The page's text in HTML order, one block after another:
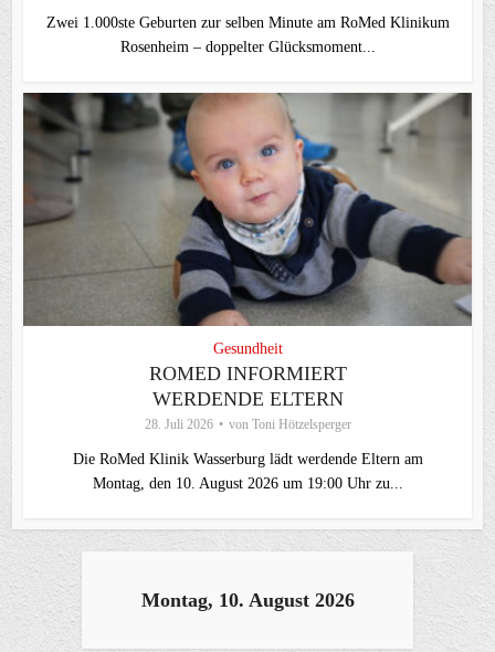
Zwei 1.000ste Geburten zur selben Minute am RoMed Klinikum
Rosenheim – doppelter Glücksmoment...
Gesundheit
ROMED INFORMIERT
WERDENDE ELTERN
28. Juli 2026 von Toni Hötzelsperger
Die RoMed Klinik Wasserburg lädt werdende Eltern am
Montag, den 10. August 2026 um 19:00 Uhr zu...
Montag, 10. August 2026